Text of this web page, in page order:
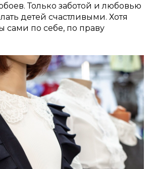
Только заботой и любовью
детей счастливыми. Хотя
сами по себе, по праву